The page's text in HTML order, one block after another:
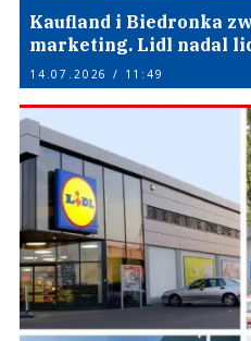
Kaufland i Biedronka
marketing. Lidl nadal
14.07.2026 / 11:49